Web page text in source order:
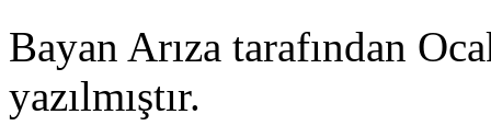
Bayan Arıza tarafından
yazılmıştır.